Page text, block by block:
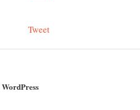
Tweet
WordPress